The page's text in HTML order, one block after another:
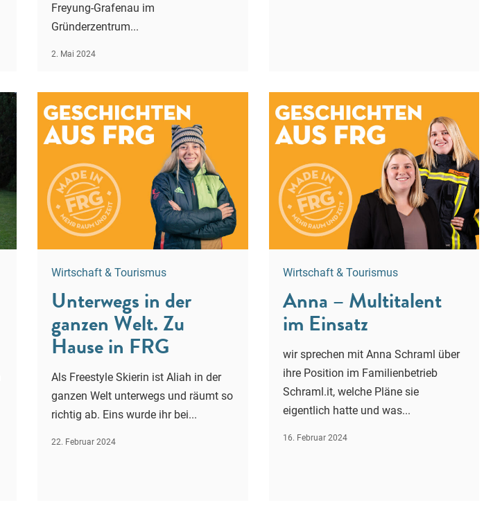
Freyung-Grafenau im
Gründerzentrum...
2. Mai 2024
Wirtschaft & Tourismus
Unterwegs in der
ganzen Welt. Zu
Hause in FRG
Als Freestyle Skierin ist Aliah in der
ganzen Welt unterwegs und räumt so
richtig ab. Eins wurde ihr bei...
22. Februar 2024
Wirtschaft & Tourismus
Anna – Multitalent
im Einsatz
wir sprechen mit Anna Schraml über
ihre Position im Familienbetrieb
Schraml.it, welche Pläne sie
eigentlich hatte und was...
16. Februar 2024